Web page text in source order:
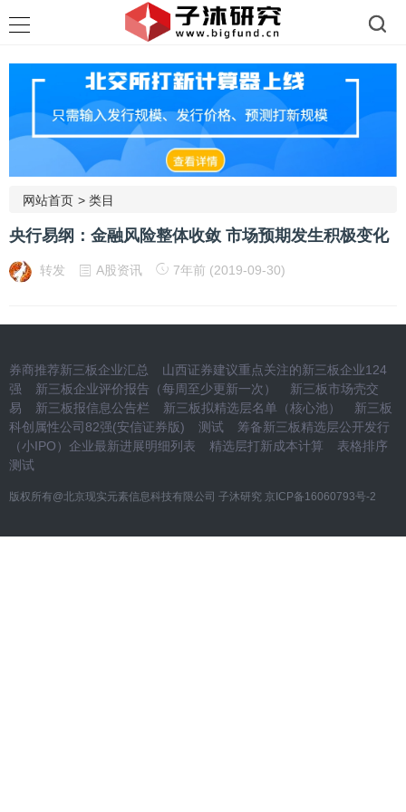
网站首页 > 类目
央行易纲：金融风险整体收敛 市场预期发生积极变化
转发 A股资讯 7年前 (2019-09-30)
券商推荐新三板企业汇总
山西证券建议重点关注的新三板企业124
强
新三板企业评价报告（每周至少更新一次）
新三板市场壳交
易
新三板报信息公告栏 新三板拟精选层名单（核心池）
新三板
科创属性公司82强(安信证券版)
测试
筹备新三板精选层公开发行
（小IPO）企业最新进展明细列表
精选层打新成本计算
表格排序
测试
版权所有@北京现实元素信息科技有限公司 子沐研究 京ICP备16060793号-2